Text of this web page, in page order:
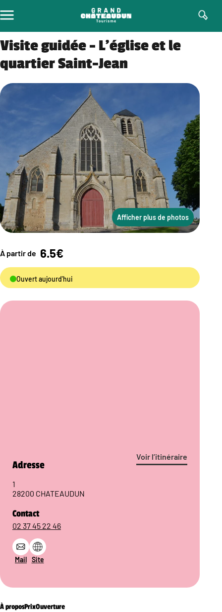
au
contenu
Visite guidée – L’église et le
quartier Saint-Jean
Afficher plus de photos
À partir de 6.5€
Ouvert aujourd'hui
Voir l’itinéraire
Adresse
1
28200 CHATEAUDUN
Contact
02 37 45 22 46
Mail Site
À proposPrixOuverture